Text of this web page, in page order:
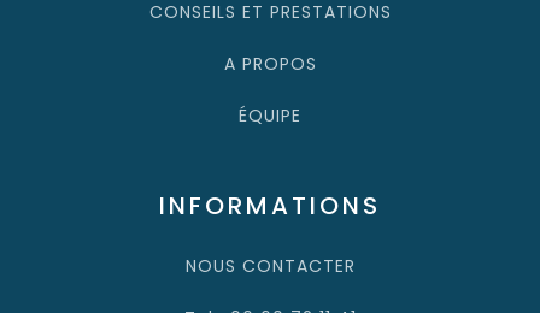
CONSEILS ET PRESTATIONS
A PROPOS
ÉQUIPE
INFORMATIONS
NOUS CONTACTER